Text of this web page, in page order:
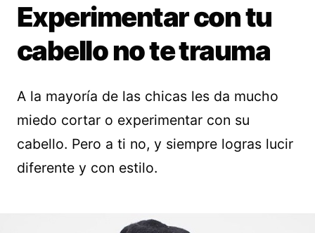
Experimentar con tu
cabello no te trauma
A la mayoría de las chicas les da mucho
miedo cortar o experimentar con su
cabello. Pero a ti no, y siempre logras lucir
diferente y con estilo.